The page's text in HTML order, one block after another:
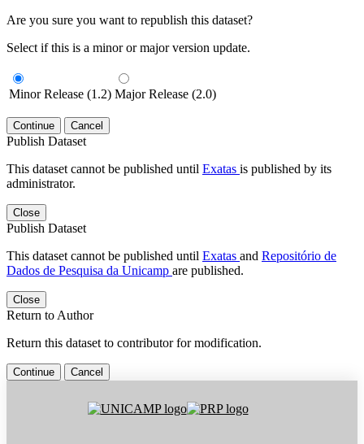
Are you sure you want to republish this dataset?
Select if this is a minor or major version update.
Minor Release (1.2) Major Release (2.0)
Continue Cancel
Publish Dataset
This dataset cannot be published until Exatas is published by its
administrator.
Close
Publish Dataset
This dataset cannot be published until Exatas and Repositório de
Dados de Pesquisa da Unicamp are published.
Close
Return to Author
Return this dataset to contributor for modification.
Continue Cancel